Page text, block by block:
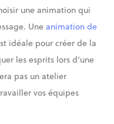
une animation qui
Uneanimation de
idéale pour créer de la
les esprits lors d’une
pas un atelier
vos équipes